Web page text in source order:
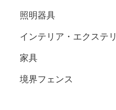
照明器具
インテリア・エクステ
家具
境界フェンス